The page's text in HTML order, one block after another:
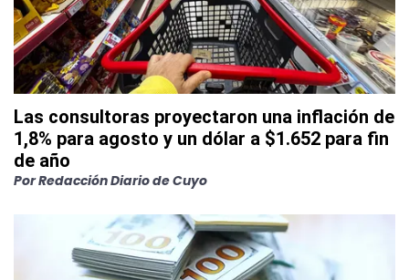
Las consultoras proyectaron una inflación de
1,8% para agosto y un dólar a $1.652 para fin
de año
PorRedacción Diario de Cuyo